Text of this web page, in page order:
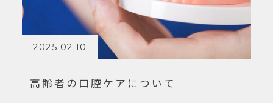
2025.02.10
高齢者の口腔ケアについて